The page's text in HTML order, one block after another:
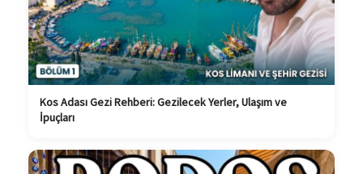
Kos Adası Gezi Rehberi: Gezilecek Yerler, Ulaşım ve
İpuçları